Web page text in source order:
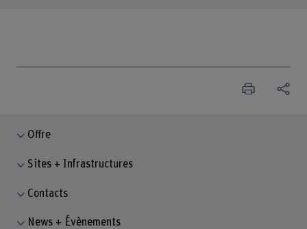
Offre
Sites + Infrastructures
Contacts
News + Évènements